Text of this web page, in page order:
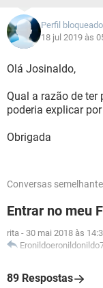
Perfil bloqueado
18 jul 2019 às
Olá Josinaldo,
Qual a razão de ter
poderia explicar
Obrigada
Conversas
Entrar no meu
rita - 30 mai 2018 às
89 Respostas